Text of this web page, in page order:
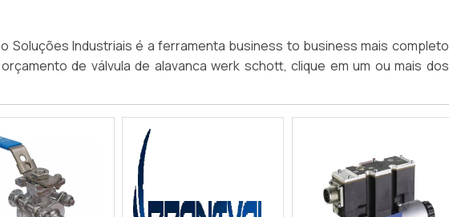
Soluções Industriais é a ferramenta business to business mais completo
de válvula de alavanca werk schott, clique em um ou mais dos